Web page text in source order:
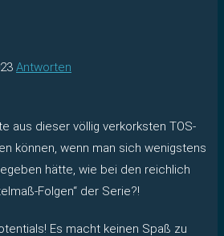
Antworten
aus dieser völlig verkorksten TOS-
können, wenn man sich wenigstens
hätte, wie bei den reichlich
Folgen“ der Serie?!
Es macht keinen Spaß zu